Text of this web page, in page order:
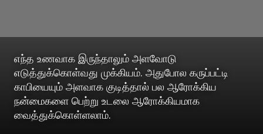
எந்த உணவாக இருந்தாலும் அளவோடு
எடுத்துக்கொள்வது முக்கியம். அதுபோல கருப்பட்டி
காபியையும் அளவாக குடித்தால் பல ஆரோக்கிய
நன்மைகளை பெற்று உடலை ஆரோக்கியமாக
வைத்துக்கொள்ளலாம்.